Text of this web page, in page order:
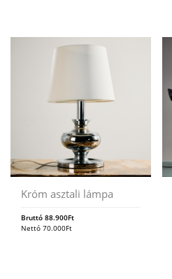
Króm asztali lámpa
Bruttó 88.900Ft
Nettó 70.000Ft